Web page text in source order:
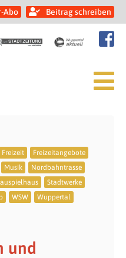
Abo Beitrag schreiben
Freizeit
Freizeitangebote
Musik
Nordbahntrasse
Stadtwerke
WSW
Wuppertal
und